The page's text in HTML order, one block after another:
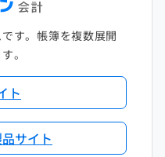
す。帳簿を複数展開
。
ト
サイト